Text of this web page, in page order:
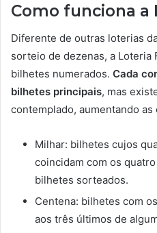
Como funciona a
Diferente de outras loterias
sorteio de dezenas, a Loteria
bilhetes numerados. Cada
bilhetes principais, mas
contemplado, aumentando
Milhar: bilhetes cujos
coincidam com os
bilhetes sorteados.
Centena: bilhetes com
aos três últimos de